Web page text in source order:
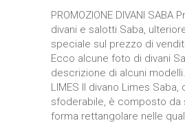
PROMOZIONE DIVANI SABA
divani e salotti Saba,
speciale sul prezzo di
Ecco alcune foto di divani
descrizione di alcuni modelli.
LIMES Il divano Limes
sfoderabile, è composto da
forma rettangolare nelle